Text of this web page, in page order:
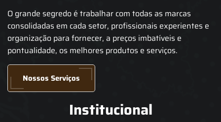
O grande segredo é trabalhar com todas as marcas
consolidadas em cada setor, profissionais experientes e
organização para fornecer, a preços imbatíveis e
pontualidade, os melhores produtos e serviços.
Nossos Serviços
Institucional